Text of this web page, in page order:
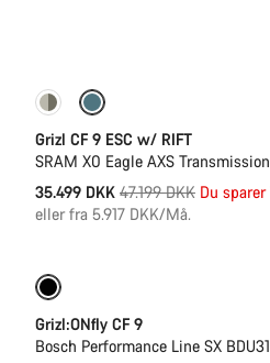
-25%
Grizl CF 9 ESC w/ RIFT
SRAM X0 Eagle AXS
35.499 DKK Original
pris
47.199 DKK Du sparer
eller fra 5.917 DKK/Må.
Grizl:ONfly CF 9
Bosch Performance Line SX